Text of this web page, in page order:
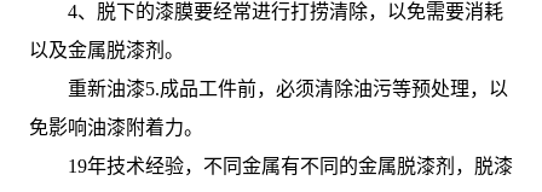
4、脱下的漆膜要经常进行打捞清除，以免需要消耗
以及金属脱漆剂。
重新油漆5.成品工件前，必须清除油污等预处理，以
免影响油漆附着力。
19年技术经验，不同金属有不同的金属脱漆剂，脱漆